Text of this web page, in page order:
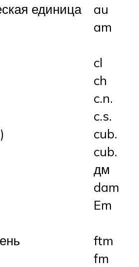
единица
au
am
cl
ch
c.n.
c.s.
cub.
cub.
дм
dam
Em
ftm
fm